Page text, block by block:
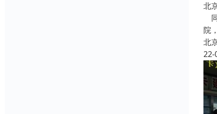
北
院
北
22-